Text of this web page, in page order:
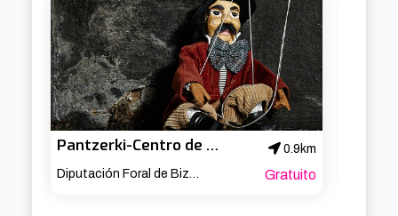
Pantzerki-Centro de documentación de títeres de Bilbao
0.9km
Diputación Foral de Bizkaia
Gratuito